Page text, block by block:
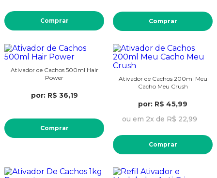
Comprar Comprar
Ativador de Cachos 500ml Hair
Power
por: R$ 36,19
Comprar
Ativador de Cachos 200ml Meu
Cacho Meu Crush
por: R$ 45,99
ou em 2x de R$ 22,99
Comprar